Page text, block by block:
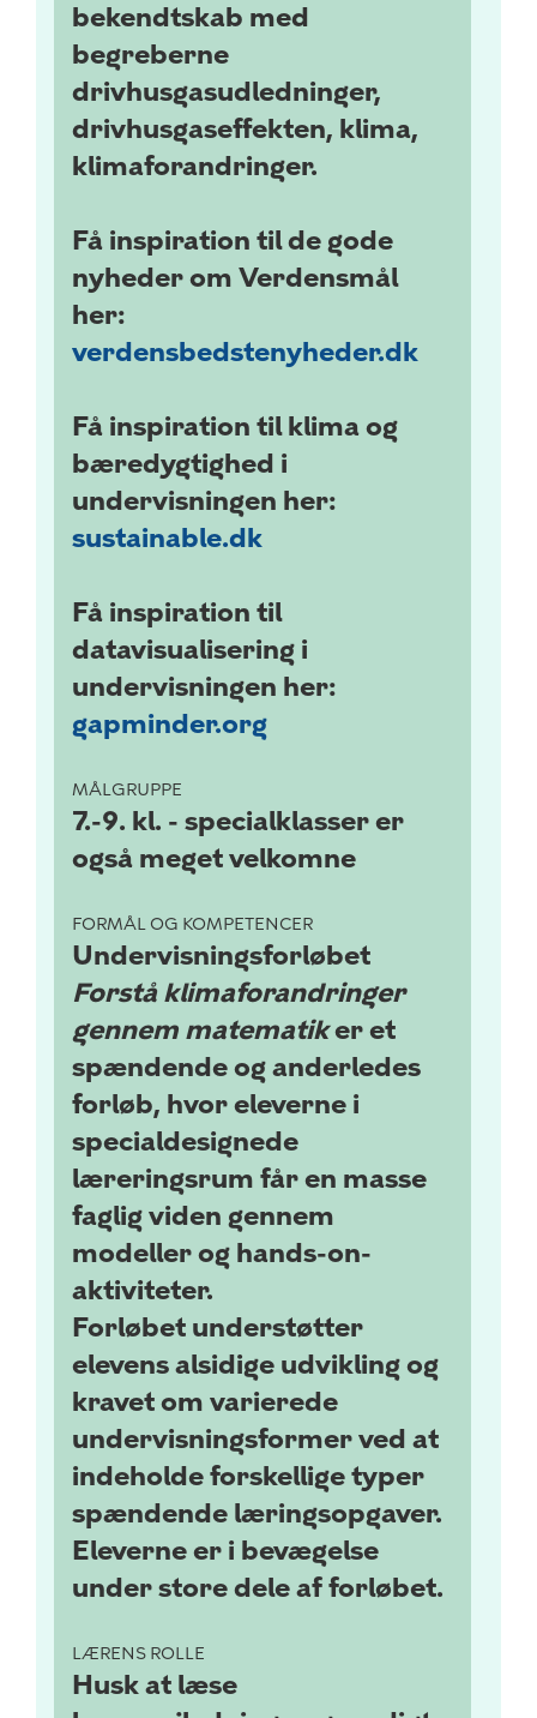
bekendtskab med
begreberne
drivhusgasudledninger,
drivhusgaseffekten, klima,
klimaforandringer.
Få inspiration til de gode
nyheder om Verdensmål
her:
verdensbedstenyheder.dk
Få inspiration til klima og
bæredygtighed i
undervisningen her:
sustainable.dk
Få inspiration til
datavisualisering i
undervisningen her:
gapminder.org
MÅLGRUPPE
7.-9. kl. - specialklasser er
også meget velkomne
FORMÅL OG KOMPETENCER
Undervisningsforløbet
Forstå klimaforandringer
gennem matematiker et
spændende og anderledes
forløb, hvor eleverne i
specialdesignede
læreringsrum får en masse
faglig viden gennem
modeller og hands-on-
aktiviteter.
Forløbet understøtter
elevens alsidige udvikling og
kravet om varierede
undervisningsformer ved at
indeholde forskellige typer
spændende læringsopgaver.
Eleverne er i bevægelse
under store dele af forløbet.
LÆRENS ROLLE
Husk at læse